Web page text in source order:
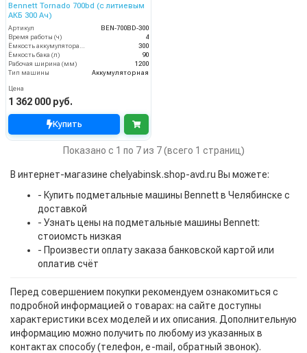
Bennett Tornado 700bd (с литиевым
АКБ 300 Ач)
Артикул
BEN-700BD-300
Время работы (ч)
4
300
Ёмкость бака (л)
90
Рабочая ширина (мм)
1200
Тип машины
Аккумуляторная
Цена
1 362 000 руб.
Купить
Показано с 1 по 7 из 7 (всего 1 страниц)
В интернет-магазине chelyabinsk.shop-avd.ru Вы можете:
- Купить подметальные машины Bennett в Челябинске с
доставкой
- Узнать цены на подметальные машины Bennett:
стоиомсть низкая
- Произвести оплату заказа банковской картой или
оплатив счёт
Перед совершением покупки рекомендуем ознакомиться с
подробной информацией о товарах: на сайте доступны
характеристики всех моделей и их описания. Дополнительную
информацию можно получить по любому из указанных в
контактах способу (телефон, e-mail, обратный звонок).